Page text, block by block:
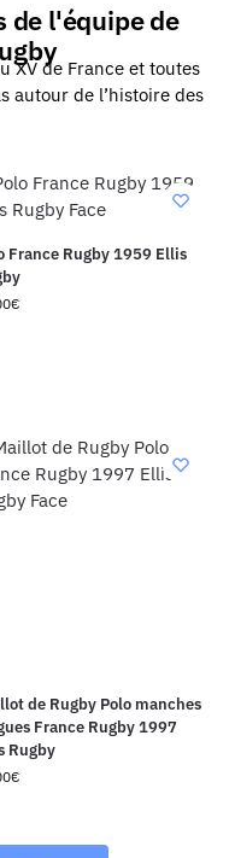
de l'équipe de
XV de France et toutes
autour de l’histoire des
France Rugby 1959 Ellis
€
de Rugby Polo manches
France Rugby 1997
Rugby
€